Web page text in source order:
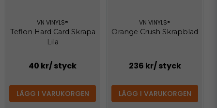
VN VINYLS®
Teflon Hard Card Skrapa
Lila
40 kr/ styck
LÄGG I VARUKORGEN
VN VINYLS®
Orange Crush Skrapblad
236 kr/ styck
LÄGG I VARUKORGEN